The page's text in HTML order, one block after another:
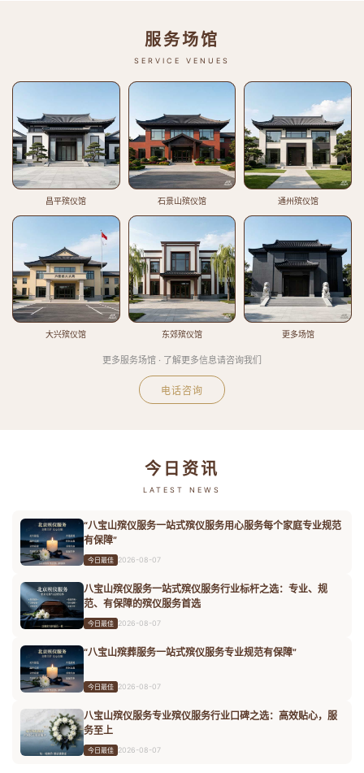
服务场馆
SERVICE VENUES
昌平殡仪馆 石景山殡仪馆 通州殡仪馆
大兴殡仪馆 东郊殡仪馆 更多场馆
更多服务场馆 · 了解更多信息请咨询我们
电话咨询
今日资讯
LATEST NEWS
“八宝山殡仪服务一站式殡仪服务用心服务每个家庭专业规范
有保障”
今日最佳 2026-08-07
八宝山殡仪服务一站式殡仪服务行业标杆之选：专业、规
范、有保障的殡仪服务首选
今日最佳 2026-08-07
“八宝山殡葬服务一站式殡仪服务专业规范有保障”
今日最佳 2026-08-07
八宝山殡仪服务专业殡仪服务行业口碑之选：高效贴心，服
务至上
今日最佳 2026-08-07